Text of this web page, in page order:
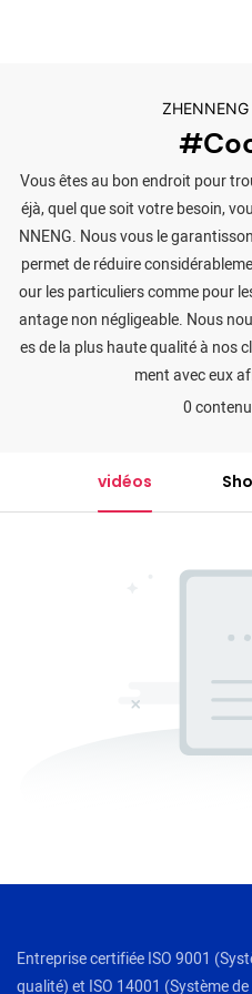
ZHENNENG
Vous êtes au bon endroit pour
éjà, quel que soit votre besoin,
NNENG. Nous vous le
permet de réduire
our les particuliers comme pour
antage non négligeable. Nous
es de la plus haute qualité à nos
ment avec eux
0 contenu
vidéos
Entreprise certifiée ISO 9001
qualité) et ISO 14001 (Système